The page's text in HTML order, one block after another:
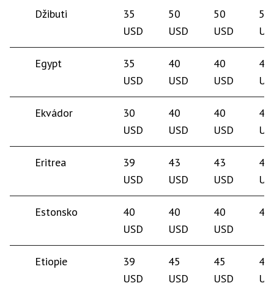
Džibuti
35
USD
50
USD
50
USD
50
Egypt
35
USD
40
USD
40
USD
40
Ekvádor
30
USD
40
USD
40
USD
40
Eritrea
39
USD
43
USD
43
USD
40
Estonsko
40
USD
40
USD
40
USD
45
Etiopie
39
USD
45
USD
45
USD
45